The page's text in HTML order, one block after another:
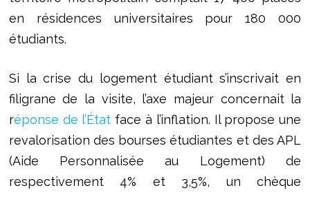
en résidences universitaires pour 180 000
étudiants.
Si la crise du logement étudiant s’inscrivait en
filigrane de la visite, l’axe majeur concernait la
réponse de l’État face à l’inflation. Il propose une
revalorisation des bourses étudiantes et des APL
(Aide Personnalisée au Logement) de
respectivement 4% et 3,5%, un chèque